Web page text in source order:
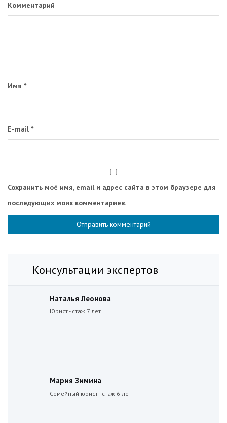
Комментарий
Имя *
E-mail *
Сохранить моё имя, email и адрес сайта в этом браузере для
последующих моих комментариев.
Консультации экспертов
Наталья Леонова
Юрист - стаж 7 лет
Мария Зимина
Семейный юрист - стаж 6 лет